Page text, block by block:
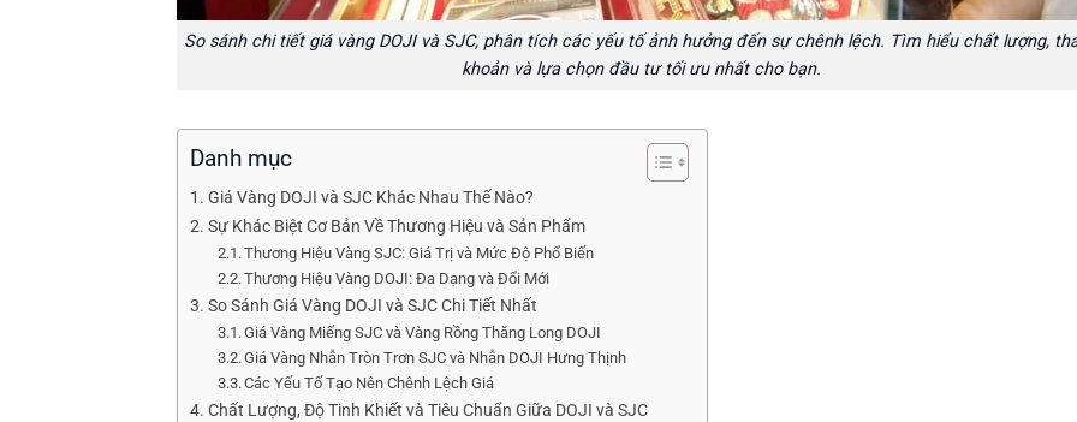
So sánh chi tiết giá vàng DOJI và SJC, phân tích các yếu tố ảnh hưởng đến sự chênh lệch. Tìm hiểu chất lượng,
khoản và lựa chọn đầu tư tối ưu nhất cho bạn.
Danh mục
Giá Vàng DOJI và SJC Khác Nhau Thế Nào?
Sự Khác Biệt Cơ Bản Về Thương Hiệu và Sản Phẩm
Thương Hiệu Vàng SJC: Giá Trị và Mức Độ Phổ Biến
Thương Hiệu Vàng DOJI: Đa Dạng và Đổi Mới
So Sánh Giá Vàng DOJI và SJC Chi Tiết Nhất
Giá Vàng Miếng SJC và Vàng Rồng Thăng Long DOJI
Giá Vàng Nhẫn Tròn Trơn SJC và Nhẫn DOJI Hưng Thịnh
Các Yếu Tố Tạo Nên Chênh Lệch Giá
Chất Lượng, Độ Tinh Khiết và Tiêu Chuẩn Giữa DOJI và SJC